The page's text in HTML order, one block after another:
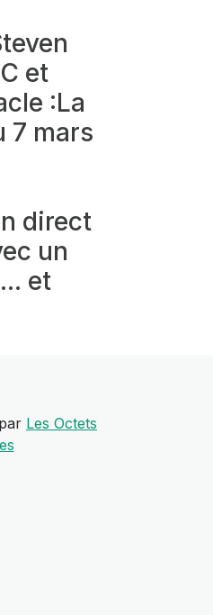
et
:La
7 mars
direct
un
et
Les Octets